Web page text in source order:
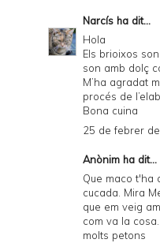
Narcís ha dit...
Hola
Els brioixos
son amb dolç
M’ha agradat
procés de
Bona cuina
25 de febrer
Anònim ha dit...
Que maco t'ha
cucada. Mira
que em veig
com va la cosa...
molts petons